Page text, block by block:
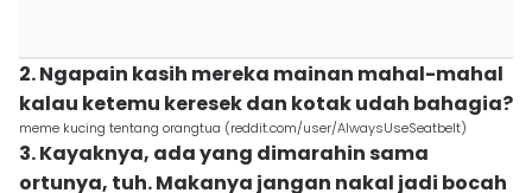
2. Ngapain kasih mereka mainan mahal-mahal
kalau ketemu keresek dan kotak udah bahagia?
meme kucing tentang orangtua (reddit.com/user/AlwaysUseSeatbelt)
3. Kayaknya, ada yang dimarahin sama
ortunya, tuh. Makanya jangan nakal jadi bocah